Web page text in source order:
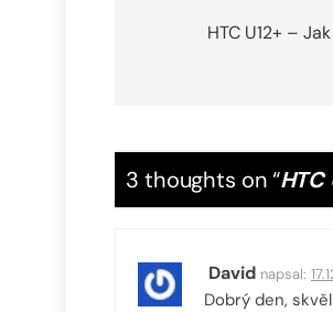
HTC U12+ –
3 thoughts on “HTC
David napsal:
Dobrý den,